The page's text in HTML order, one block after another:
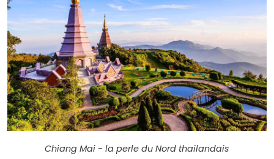
Chiang Mai - la perle du Nord thailandais